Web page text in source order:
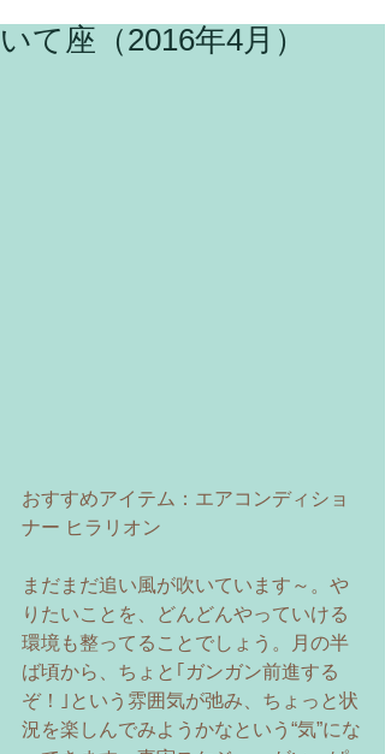
いて座（2016年4月）
おすすめアイテム：エアコンディショ
ナー ヒラリオン
まだまだ追い風が吹いています～。や
りたいことを、どんどんやっていける
環境も整ってることでしょう。月の半
ば頃から、ちょと｢ガンガン前進する
ぞ！｣という雰囲気が弛み、ちょっと状
況を楽しんでみようかなという“気”にな